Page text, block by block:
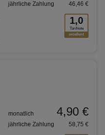
1,0
Tarifnote
excellent
jährliche Zahlung 46,46 €
monatlich 4,90 €
jährliche Zahlung 58,75 €